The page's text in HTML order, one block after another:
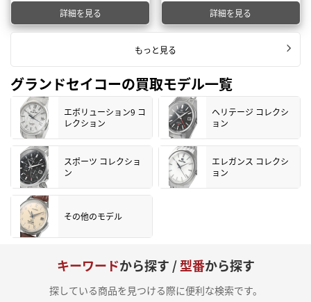
詳細を見る 詳細を見る
もっと見る
グランドセイコーの買取モデル一覧
エボリューション9 コ
レクション
ヘリテージ コレクシ
ョン
スポーツ コレクショ
ン
エレガンス コレクシ
ョン
その他のモデル
キーワードから探す /型番から探す
探している商品を見つける際に便利な検索です。